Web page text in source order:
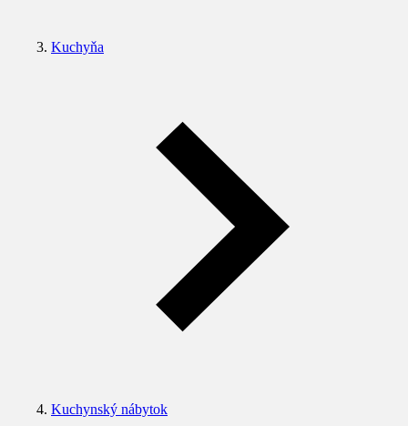
Kuchyňa
Kuchynský nábytok